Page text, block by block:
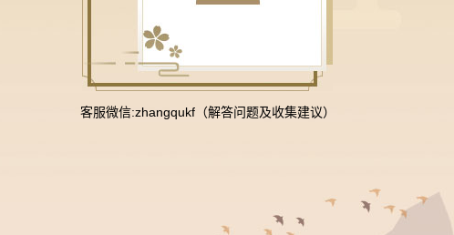
客服微信:zhangqukf（解答问题及收集建议）